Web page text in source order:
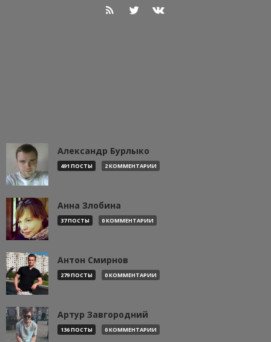
Александр Бурлыко
491 ПОСТЫ 2 КОММЕНТАРИИ
Анна Злобина
37 ПОСТЫ 0 КОММЕНТАРИИ
Антон Смирнов
279 ПОСТЫ 0 КОММЕНТАРИИ
Артур Завгородний
136 ПОСТЫ 0 КОММЕНТАРИИ